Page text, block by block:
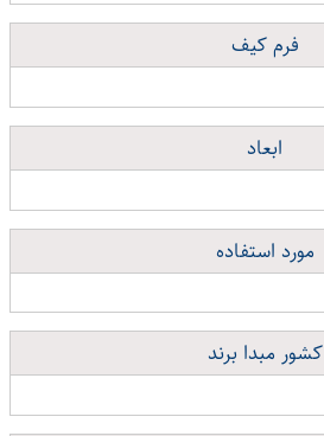
فرم کیف
ابعاد
مورد استفاده
کشور مبدا برند